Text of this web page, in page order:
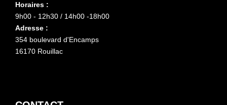
Horaires :
9h00 - 12h30 / 14h00 -18h00
Adresse :
354 boulevard d'Encamps
16170 Rouillac